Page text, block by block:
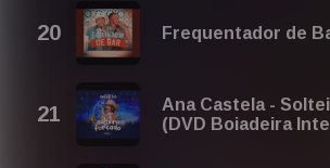
Frequentador de
Ana Castela -
(DVD Boiadeira